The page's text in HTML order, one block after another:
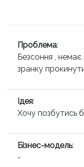
Проблема:
Безсоння ,
зранку
Ідея:
Хочу позбутись
Бізнес-модель:
-